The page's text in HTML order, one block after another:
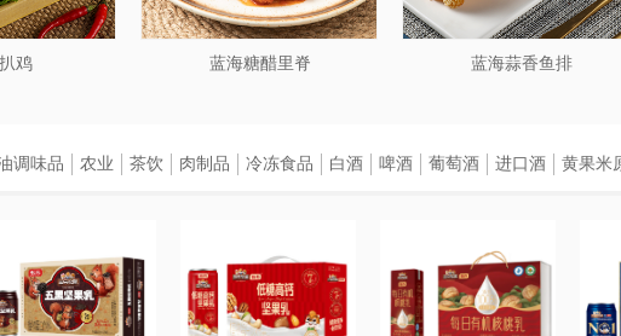
鸡 蓝海糖醋里脊 蓝海蒜香鱼排
调味品 农业 茶饮 肉制品 冷冻食品 白酒 啤酒 葡萄酒 进口酒 黄果米